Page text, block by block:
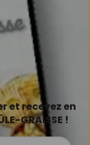
et recevez en
GRAISSE !